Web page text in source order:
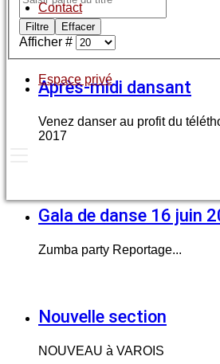
Contact
Espace privé
Filtre Effacer
Afficher #
Après-midi dansant
Venez danser au profit du
2017
Gala de danse 16 juin
Zumba party Reportage...
Nouvelle section
NOUVEAU à VAROIS